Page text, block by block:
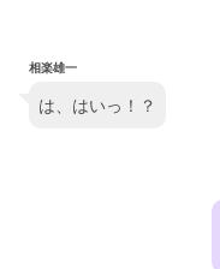
相楽雄一
は、はいっ！？